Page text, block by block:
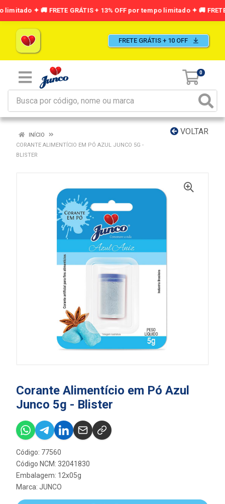
FRETE GRÁTIS + 10 OFF
0
VOLTAR
INÍCIO
CORANTE ALIMENTÍCIO EM PÓ AZUL JUNCO 5G -
BLISTER
Corante Alimentício em Pó Azul
Junco 5g - Blister
Código: 77560
Código NCM: 32041830
Embalagem: 12x05g
Marca: JUNCO